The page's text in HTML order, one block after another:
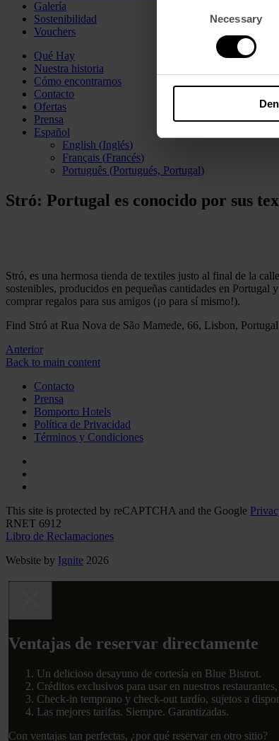
Necessary
Galería
Sostenibilidad
Vouchers
Qué Hay
Nuestra historia
Cómo encontrarnos
Contacto
Ofertas
Prensa
Español
English (Inglés)
Français (Francés)
Português (Portugués, Portugal)
Stró: Portugal es conocido por sus
Stró, es una hermosa tienda de textiles justo al final de la
sostenibles, producidos en pequeñas cantidades en
comprar regalos para sus amigos (¡o para sí mismo!).
Find Stró at Rua Nova de São Mamede, 66, Lisbon, Portugal
Anterior
Back to main content
Contacto
Prensa
Bomporto Hotels
Política de Privacidad
Términos y Condiciones
This site is protected by reCAPTCHA and the Google
RNET 6912
Libro de Reclamaciones
Website by Ignite 2026
Ventajas de reservar directamente
Un delicioso desayuno de cortesía en Blue Bistrot.
Créditos exclusivos para usar en nuestros
Check-in temprano y check-out tardío, sujetos a
Las mejores tarifas. Siempre. Garantizadas.
Con ventajas tan perfectas, ¿por qué reservar en otro sitio?